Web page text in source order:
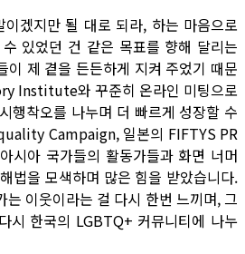
겠지만 될 대로 되라, 하는 마음으로
있었던 건 같은 목표를 향해 달리는
이 제 곁을 든든하게 지켜 주었기 때문
Institute와 꾸준히 온라인 미팅으로
행착오를 나누며 더 빠르게 성장할 수
Campaign, 일본의 FIFTYS PR
시아 국가들의 활동가들과 화면 너머
법을 모색하며 많은 힘을 받았습니다.
는 이웃이라는 걸 다시 한번 느끼며, 그
시 한국의 LGBTQ+ 커뮤니티에 나누